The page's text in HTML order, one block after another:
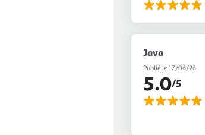
Java
Publié le 17/06/26
5.0/5